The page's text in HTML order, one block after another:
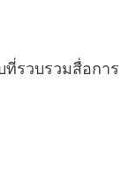
ที่รวบรวมสื่อการ